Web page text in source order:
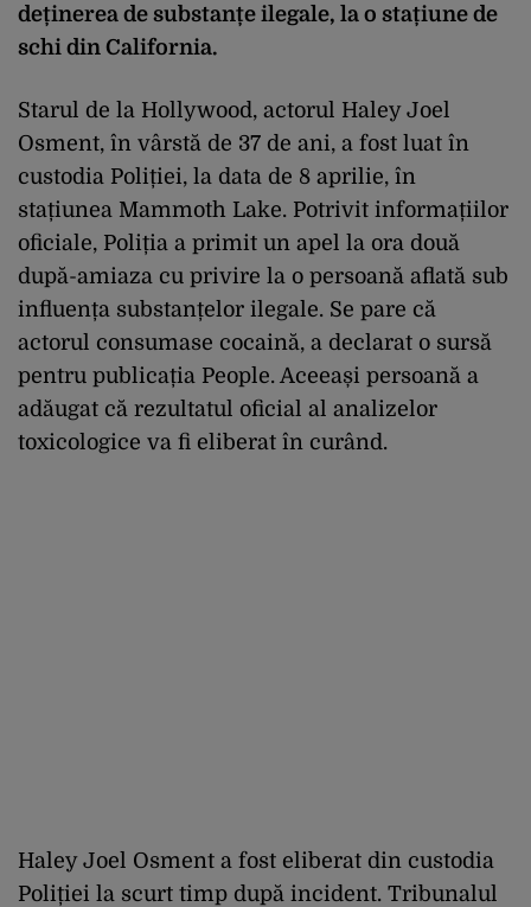
deținerea de substanțe ilegale, la o stațiune de
schi din California.
Starul de la Hollywood, actorul Haley Joel
Osment, în vârstă de 37 de ani, a fost luat în
custodia Poliției, la data de 8 aprilie, în
stațiunea Mammoth Lake. Potrivit informațiilor
oficiale, Poliția a primit un apel la ora două
după-amiaza cu privire la o persoană aflată sub
influența substanțelor ilegale. Se pare că
actorul consumase cocaină, a declarat o sursă
pentru publicația People. Aceeași persoană a
adăugat că rezultatul oficial al analizelor
toxicologice va fi eliberat în curând.
Haley Joel Osment a fost eliberat din custodia
Poliției la scurt timp după incident. Tribunalul